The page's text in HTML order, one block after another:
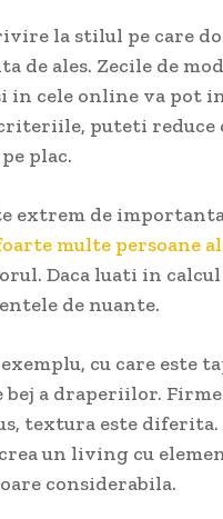
la stilul pe care
de ales. Zecile de
in cele online va pot
puteti reduce
plac.
extrem de
multe persoane
Daca luati in
de nuante.
cu care este
bej a draperiilor.
textura este
un living cu
considerabila.